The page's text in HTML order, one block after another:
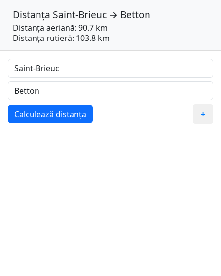
Distanța Saint-Brieuc → Betton
Distanța aeriană: 90.7 km
Distanța rutieră: 103.8 km
Calculează distanța +